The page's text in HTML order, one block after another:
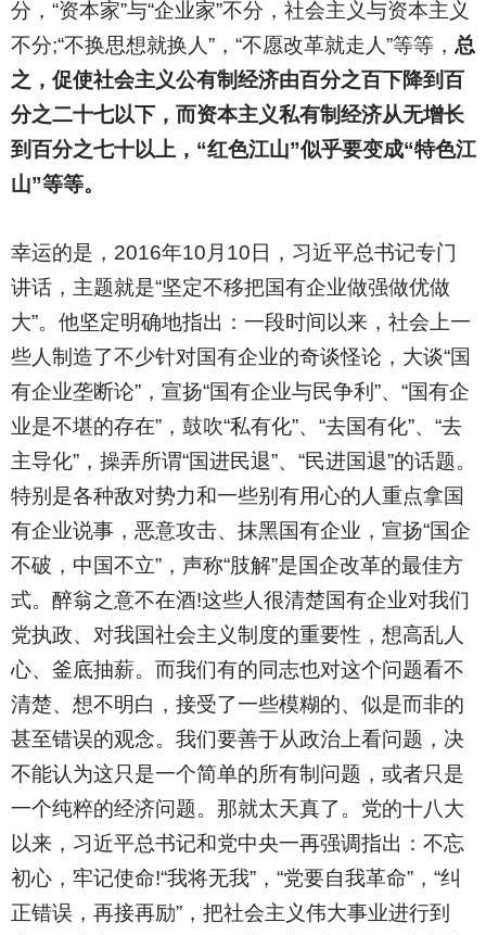
分，“资本家”与“企业家”不分，社会主义与资本主义
不分;“不换思想就换人”，“不愿改革就走人”等等， 总
之，促使社会主义公有制经济由百分之百下降到百
分之二十七以下，而资本主义私有制经济从无增长
到百分之七十以上，“红色江山”似乎要变成“特色江
山”等等。
幸运的是，2016年10月10日，习近平总书记专门
讲话，主题就是“坚定不移把国有企业做强做优做
大”。他坚定明确地指出：一段时间以来，社会上一
些人制造了不少针对国有企业的奇谈怪论，大谈“国
有企业垄断论”，宣扬“国有企业与民争利”、“国有企
业是不堪的存在”，鼓吹“私有化”、“去国有化”、“去
主导化”，操弄所谓“国进民退”、“民进国退”的话题。
特别是各种敌对势力和一些别有用心的人重点拿国
有企业说事，恶意攻击、抹黑国有企业，宣扬“国企
不破，中国不立”，声称“肢解”是国企改革的最佳方
式。醉翁之意不在酒!这些人很清楚国有企业对我们
党执政、对我国社会主义制度的重要性，想高乱人
心、釜底抽薪。而我们有的同志也对这个问题看不
清楚、想不明白，接受了一些模糊的、似是而非的
甚至错误的观念。我们要善于从政治上看问题，决
不能认为这只是一个简单的所有制问题，或者只是
一个纯粹的经济问题。那就太天真了。党的十八大
以来，习近平总书记和党中央一再强调指出：不忘
初心，牢记使命!“我将无我”，“党要自我革命”，“纠
正错误，再接再励”，把社会主义伟大事业进行到